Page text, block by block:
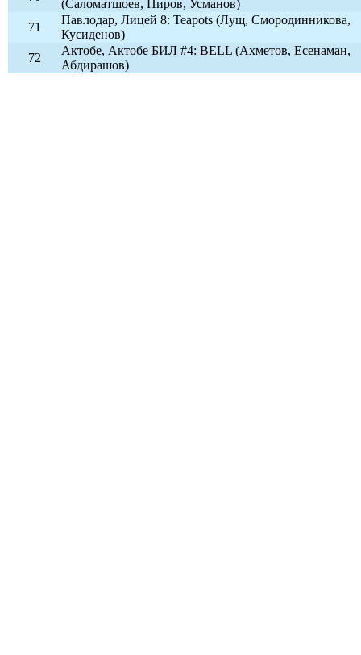
(Саломатшоев, Пиров, Усманов)
71
Павлодар, Лицей 8: Teapots (Лущ, Смородинникова,
Кусиденов)
72
Актобе, Актобе БИЛ #4: BELL (Ахметов, Есенаман,
Абдирашов)